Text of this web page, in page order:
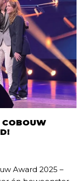
COBOUW
Award 2025 –